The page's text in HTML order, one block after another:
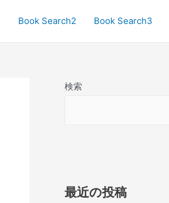
Book Search2 Book Search3
検索
最近の投稿